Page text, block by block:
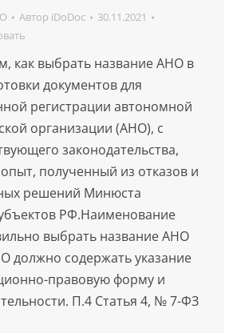
Автор iDoDoc
30.11.2021
как выбрать название АНО в
документов для
регистрации автономной
организации (АНО), с
законодательства,
полученный из отказов и
решений Минюста
РФ.Наименование
выбрать название АНО
должно содержать указание
правовую форму и
П.4 Статья 4, № 7-ФЗ